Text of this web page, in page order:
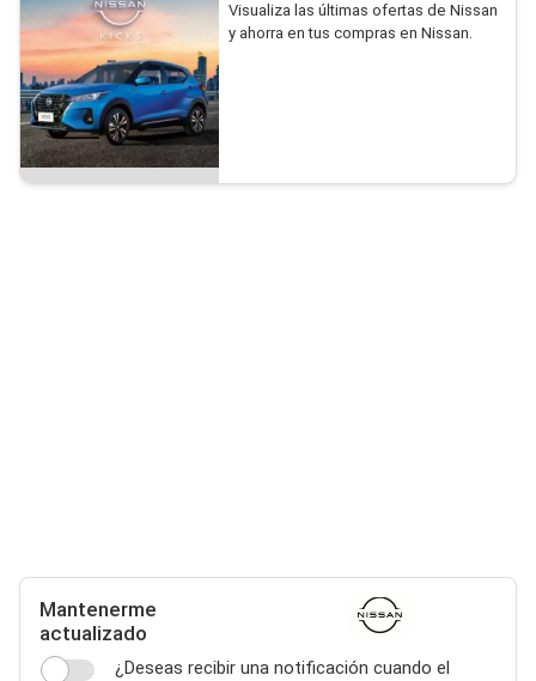
Visualiza las últimas ofertas de Nissan
y ahorra en tus compras en Nissan.
Mantenerme
actualizado
¿Deseas recibir una notificación cuando el